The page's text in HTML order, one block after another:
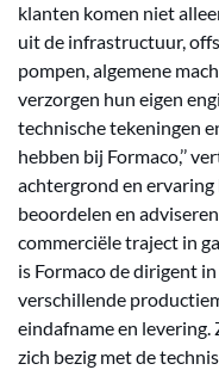
klanten komen niet
uit de infrastructuur,
pompen, algemene
verzorgen hun eigen
technische tekeningen
hebben bij Formaco,’’
achtergrond en
beoordelen en
commerciële traject in
is Formaco de dirigent
verschillende
eindafname en
zich bezig met de